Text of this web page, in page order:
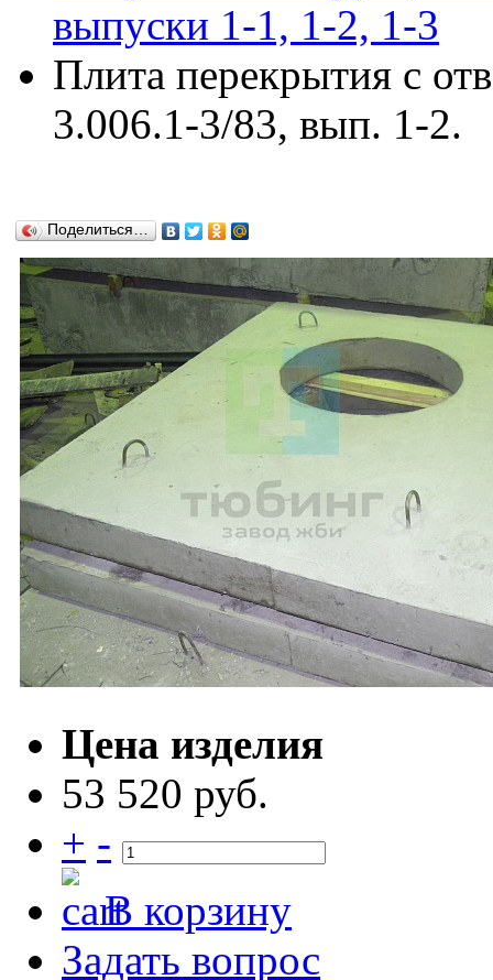
выпуски 1-1, 1-2, 1-3
Плита перекрытия с
3.006.1-3/83, вып. 1-2.
Поделиться…
Цена изделия
53 520 руб.
+ -
В корзину
Задать вопрос